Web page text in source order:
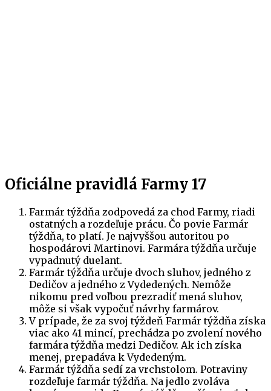
Oficiálne pravidlá Farmy 17
Farmár týždňa zodpovedá za chod Farmy, riadi
ostatných a rozdeľuje prácu. Čo povie Farmár
týždňa, to platí. Je najvyššou autoritou po
hospodárovi Martinovi. Farmára týždňa určuje
vypadnutý duelant.
Farmár týždňa určuje dvoch sluhov, jedného z
Dedičov a jedného z Vydedených. Nemôže
nikomu pred voľbou prezradiť mená sluhov,
môže si však vypočuť návrhy farmárov.
V prípade, že za svoj týždeň Farmár týždňa získa
viac ako 41 mincí, prechádza po zvolení nového
farmára týždňa medzi Dedičov. Ak ich získa
menej, prepadáva k Vydedeným.
Farmár týždňa sedí za vrchstolom. Potraviny
rozdeľuje farmár týždňa. Na jedlo zvoláva